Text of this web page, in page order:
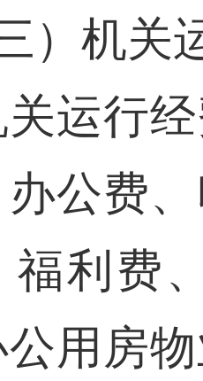
三）机
行经
公费
福利费
用房